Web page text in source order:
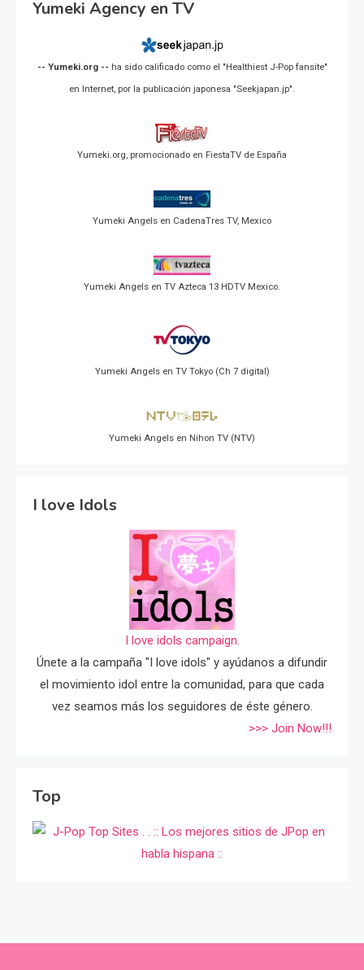
Yumeki Agency en TV
-- Yumeki.org -- ha sido calificado como el "Healthiest J-Pop fansite"
en Internet, por la publicación japonesa "Seekjapan.jp".
Yumeki.org, promocionado en FiestaTV de España
Yumeki Angels en CadenaTres TV, Mexico
Yumeki Angels en TV Azteca 13 HDTV Mexico.
Yumeki Angels en TV Tokyo (Ch 7 digital)
Yumeki Angels en Nihon TV (NTV)
I love Idols
I love idols campaign.
Únete a la campaña "I love idols" y ayúdanos a difundir
el movimiento idol entre la comunidad, para que cada
vez seamos más los seguidores de éste género.
>>> Join Now!!!
Top